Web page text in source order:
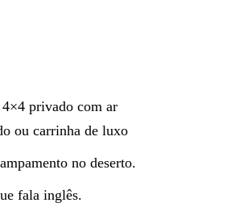
privado com ar
ou carrinha de luxo
no deserto.
fala inglês.